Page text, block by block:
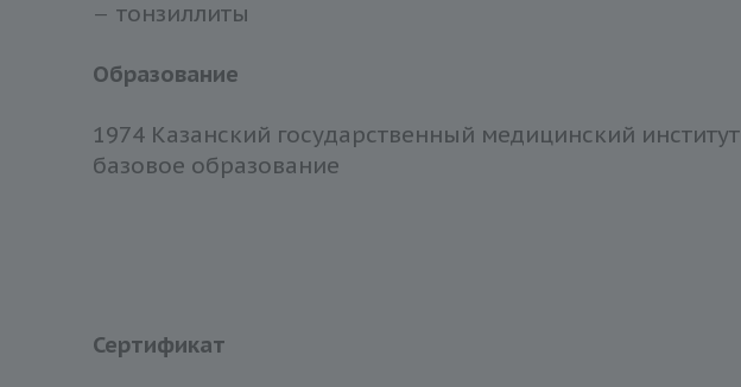
тонзиллиты
Образование
1974 Казанский государственный медицинский институт
базовое образование
Сертификат